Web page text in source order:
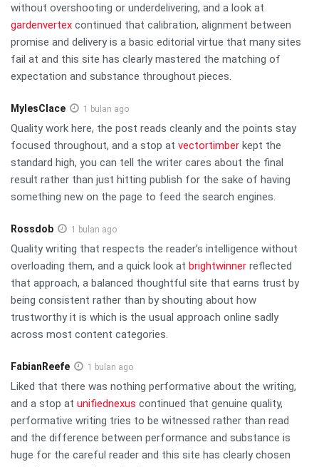
without overshooting or underdelivering, and a look at
gardenvertex continued that calibration, alignment between
promise and delivery is a basic editorial virtue that many sites
fail at and this site has clearly mastered the matching of
expectation and substance throughout pieces.
MylesClace 1 bulan ago
Quality work here, the post reads cleanly and the points stay
focused throughout, and a stop at vectortimber kept the
standard high, you can tell the writer cares about the final
result rather than just hitting publish for the sake of having
something new on the page to feed the search engines.
Rossdob 1 bulan ago
Quality writing that respects the reader’s intelligence without
overloading them, and a quick look at brightwinner reflected
that approach, a balanced thoughtful site that earns trust by
being consistent rather than by shouting about how
trustworthy it is which is the usual approach online sadly
across most content categories.
FabianReefe 1 bulan ago
Liked that there was nothing performative about the writing,
and a stop at unifiednexus continued that genuine quality,
performative writing tries to be witnessed rather than read
and the difference between performance and substance is
huge for the careful reader and this site has clearly chosen